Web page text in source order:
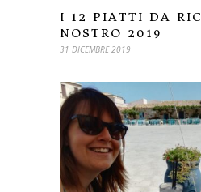
I 12 PIATTI DA
NOSTRO 2019
31 DICEMBRE 2019